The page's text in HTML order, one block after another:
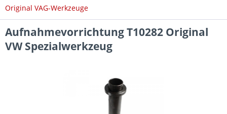
Original VAG-Werkzeuge
Aufnahmevorrichtung T10282 Original
VW Spezialwerkzeug